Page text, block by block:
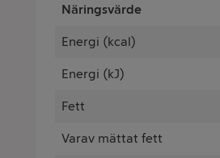
Näringsvärde
Energi (kcal)
Energi (kJ)
Fett
Varav mättat fett